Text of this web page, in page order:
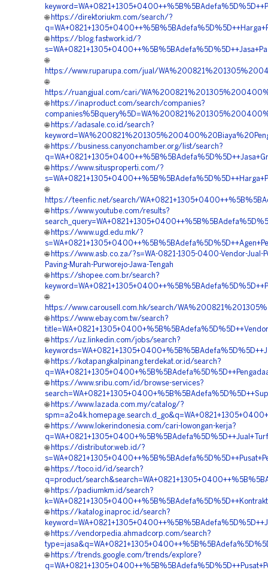
🌐 https://direktoriukm.com/search/?
🌐 https://blog.fastwork.id/?
🌐
https://www.ruparupa.com/jual/
🌐
https://ruangjual.com/cari/
🌐 https://inaproduct.com/search/companies?
🌐 https://adasale.co.id/search?
🌐 https://business.canyonchamber.org/list/search?
🌐 https://www.situsproperti.com/?
🌐
https://teenfic.net/search/
🌐 https://www.youtube.com/results?
🌐 https://www.ugd.edu.mk/?
🌐 https://www.asb.co.za/?s=WA-0821-1305-0400-Vendor-Jual-
Paving-Murah-Purworejo-Jawa-Tengah
🌐 https://shopee.com.br/search?
🌐
https://www.carousell.com.hk/search/
🌐 https://www.ebay.com.tw/search?
🌐 https://uz.linkedin.com/jobs/search?
🌐 https://kotapangkalpinang.terdekat.or.id/search?
🌐 https://www.sribu.com/id/browse-services?
🌐 https://www.lazada.com.my/catalog/?
🌐 https://www.lokerindonesia.com/cari-lowongan-kerja?
🌐 https://distributor.web.id/?
🌐 https://toco.id/id/search?
q=product/
🌐 https://padiumkm.id/search?
🌐 https://katalog.inaproc.id/search?
🌐 https://vendorpedia.ahmadcorp.com/search?
🌐 https://trends.google.com/trends/explore?